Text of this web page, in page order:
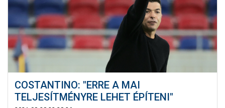
COSTANTINO: "ERRE A MAI
TELJESÍTMÉNYRE LEHET ÉPÍTENI"